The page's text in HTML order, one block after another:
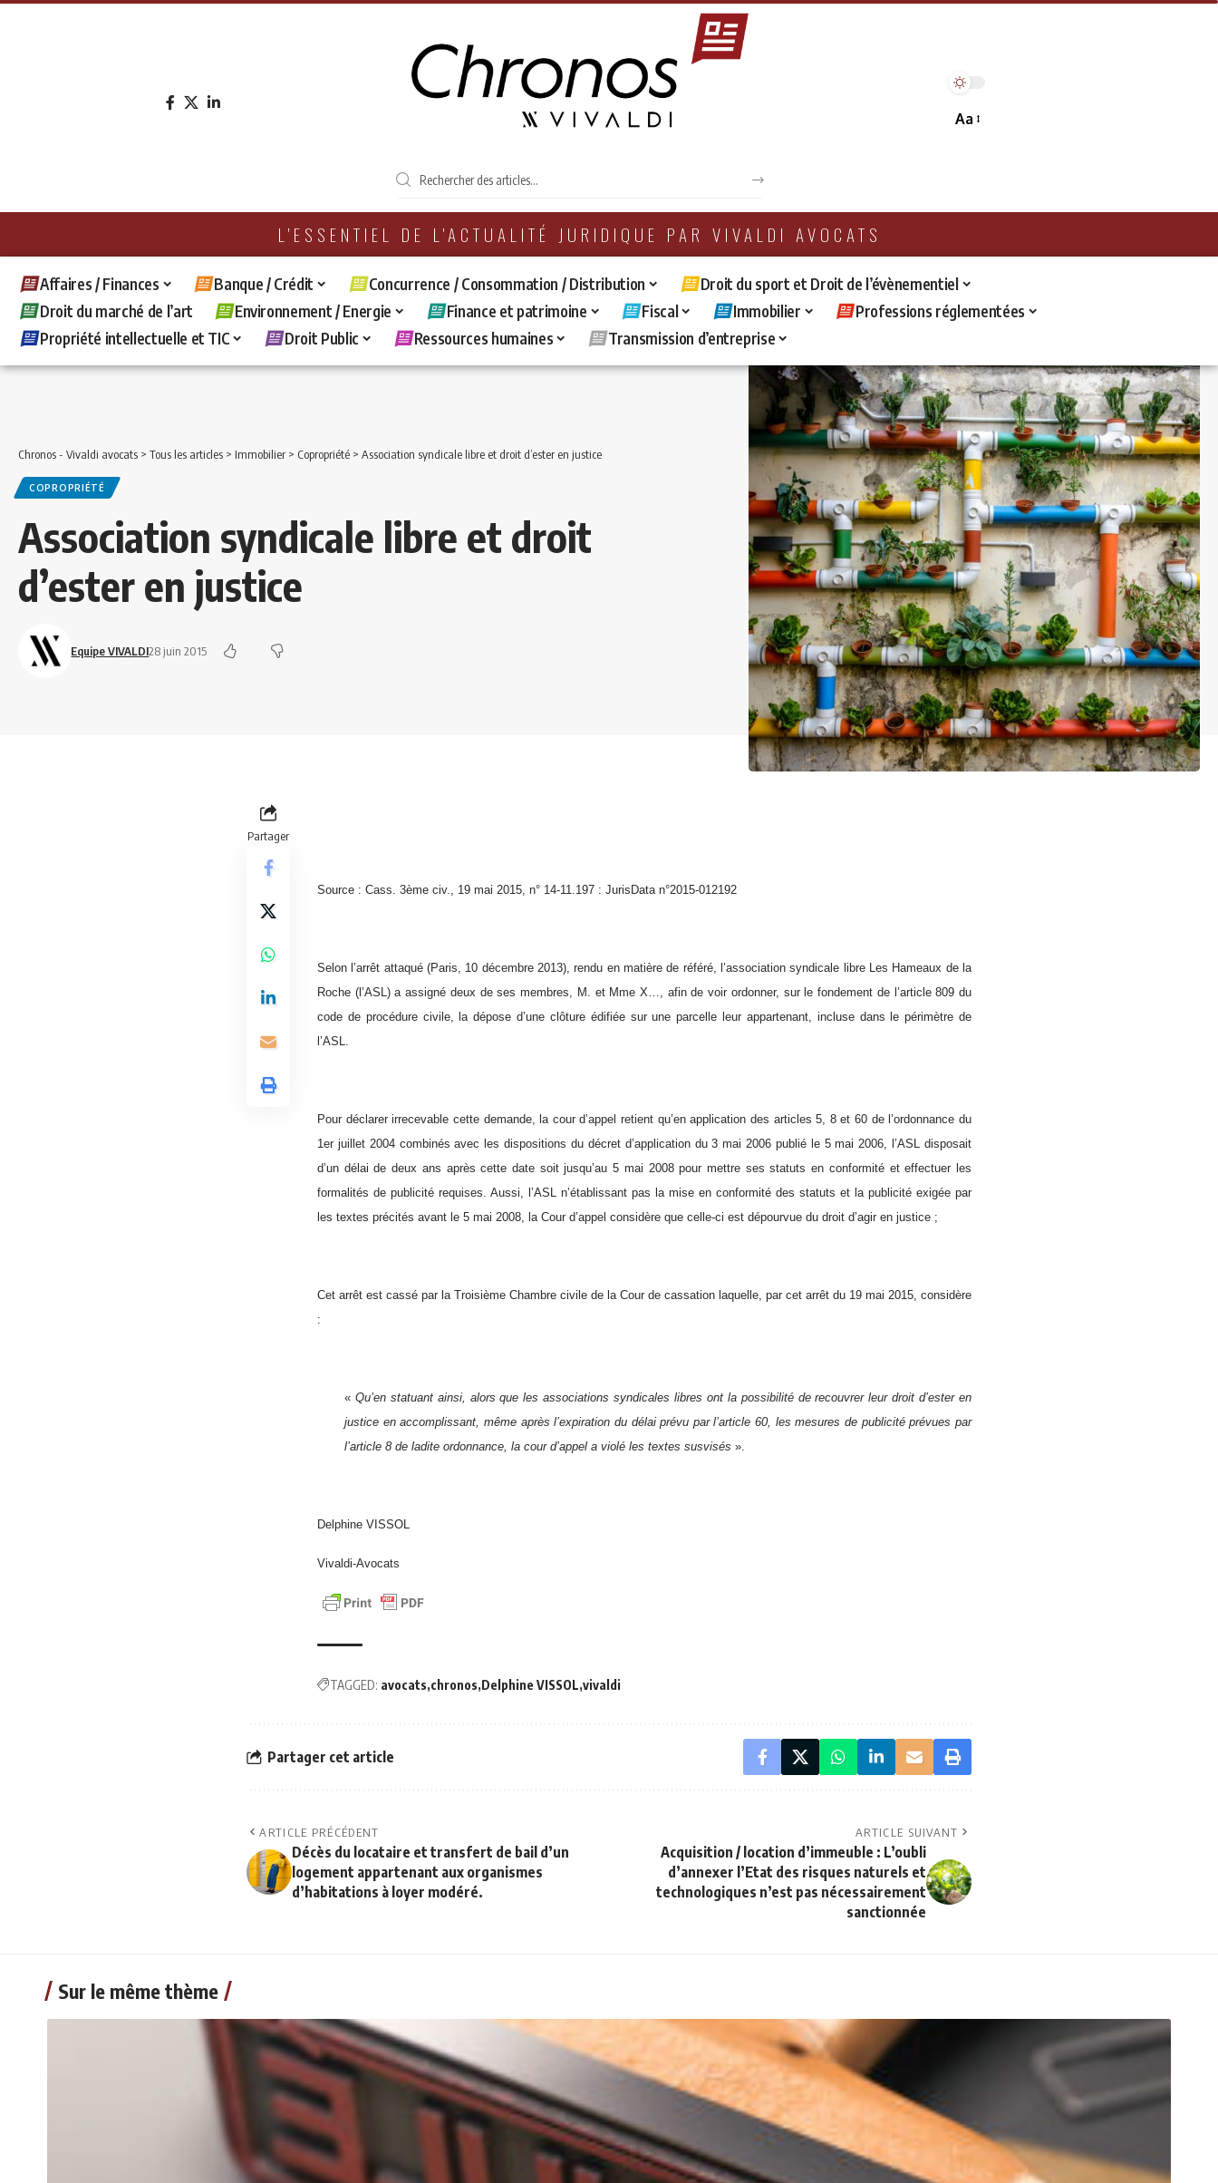
Aa
L'ESSENTIEL DE L'ACTUALITÉ JURIDIQUE PAR VIVALDI AVOCATS
Affaires / Finances Banque / Crédit Concurrence / Consommation / Distribution
Droit du sport et Droit de l’évènementiel
Droit du marché de l’art
Environnement / Energie Finance et patrimoine Fiscal Immobilier
Professions réglementées
Propriété intellectuelle et TIC
Droit Public Ressources humaines Transmission d’entreprise
Chronos - Vivaldi avocats > Tous les articles > Immobilier > Copropriété > Association syndicale libre et droit d’ester en justice
COPROPRIÉTÉ
Association syndicale libre et droit
d’ester en justice
Equipe VIVALDI28 juin 2015
Partager
Source : Cass. 3ème civ., 19 mai 2015, n° 14-11.197 : JurisData n°2015-012192
Selon l’arrêt attaqué (Paris, 10 décembre 2013), rendu en matière de référé, l’association syndicale libre Les Hameaux de la
Roche (l’ASL) a assigné deux de ses membres, M. et Mme X…, afin de voir ordonner, sur le fondement de l’article 809 du
code de procédure civile, la dépose d’une clôture édifiée sur une parcelle leur appartenant, incluse dans le périmètre de
l’ASL.
Pour déclarer irrecevable cette demande, la cour d’appel retient qu’en application des articles 5, 8 et 60 de l’ordonnance du
1er juillet 2004 combinés avec les dispositions du décret d’application du 3 mai 2006 publié le 5 mai 2006, l’ASL disposait
d’un délai de deux ans après cette date soit jusqu’au 5 mai 2008 pour mettre ses statuts en conformité et effectuer les
formalités de publicité requises. Aussi, l’ASL n’établissant pas la mise en conformité des statuts et la publicité exigée par
les textes précités avant le 5 mai 2008, la Cour d’appel considère que celle-ci est dépourvue du droit d’agir en justice ;
Cet arrêt est cassé par la Troisième Chambre civile de la Cour de cassation laquelle, par cet arrêt du 19 mai 2015, considère
:
« Qu’en statuant ainsi, alors que les associations syndicales libres ont la possibilité de recouvrer leur droit d’ester en
justice en accomplissant, même après l’expiration du délai prévu par l’article 60, les mesures de publicité prévues par
l’article 8 de ladite ordonnance, la cour d’appel a violé les textes susvisés ».
Delphine VISSOL
Vivaldi-Avocats
TAGGED: avocats chronos Delphine VISSOL vivaldi
Partager cet article
ARTICLE PRÉCÉDENT
Décès du locataire et transfert de bail d’un
logement appartenant aux organismes
d’habitations à loyer modéré.
ARTICLE SUIVANT
Acquisition / location d’immeuble : L’oubli
d’annexer l’Etat des risques naturels et
technologiques n’est pas nécessairement
sanctionnée
Sur le même thème